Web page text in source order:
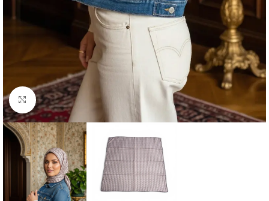
Click to enlarge